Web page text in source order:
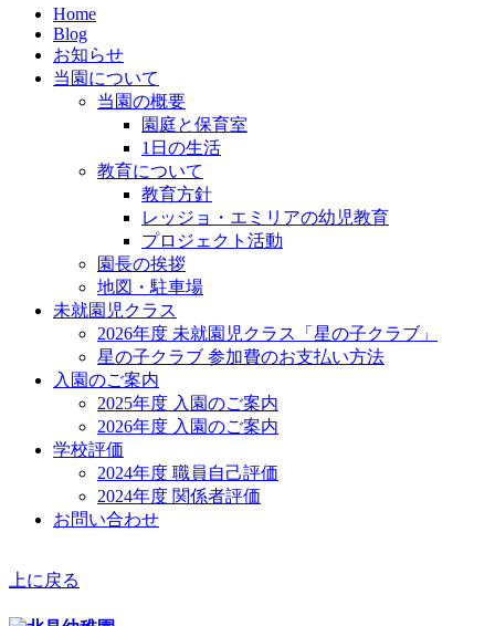
Home
Blog
お知らせ
当園について
当園の概要
園庭と保育室
1日の生活
教育について
教育方針
レッジョ・エミリアの幼児教育
プロジェクト活動
園長の挨拶
地図・駐車場
未就園児クラス
2026年度 未就園児クラス「星の子クラブ」
星の子クラブ 参加費のお支払い方法
入園のご案内
2025年度 入園のご案内
2026年度 入園のご案内
学校評価
2024年度 職員自己評価
2024年度 関係者評価
お問い合わせ
上に戻る